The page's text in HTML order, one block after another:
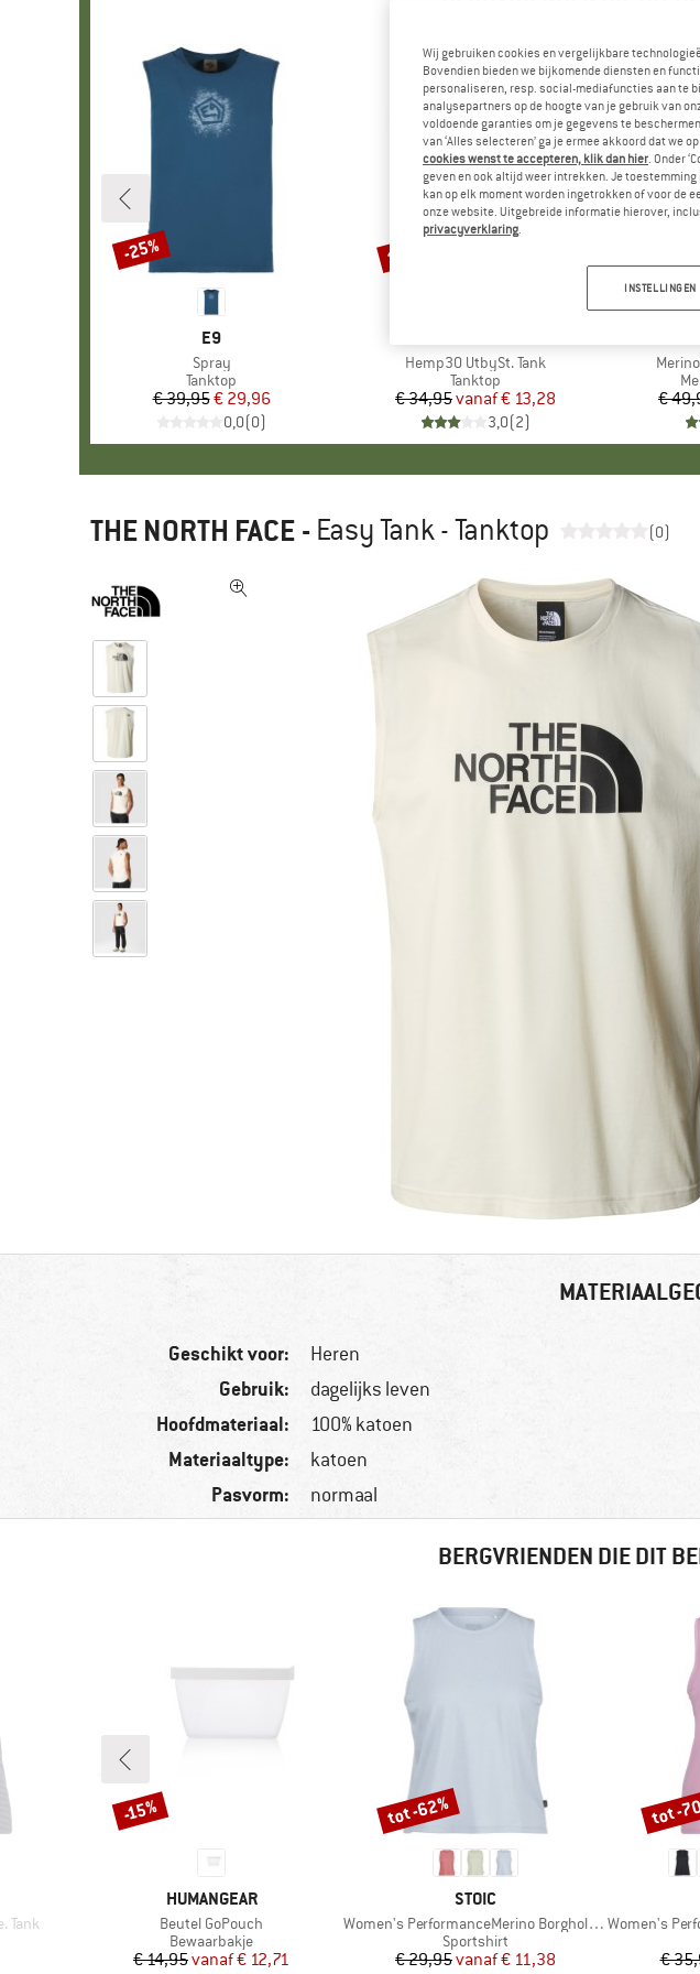
MERK
E9
Artikel
Spray
Productgroep
Tanktop
Prijs
€ 39,95Verlaagde prijs
€ 29,96
0,0(0)
Korting
-25%
Artikel
Hemp30 UtbySt. Tank
Productgroep
Tanktop
Prijs
€ 34,95 Verlaagde prijs
vanaf€ 13,28
3,0(2)
Korting
tot -62%
Artikel
€
THE NORTH FACE - Easy Tank - Tanktop (0)
Geschikt voor: Heren
Gebruik: dagelijks leven
Hoofdmateriaal: 100% katoen
Materiaaltype: katoen
Pasvorm: normaal
BERGVRIENDEN DIE DIT
Tank
MERK
HUMANGEAR
Artikel
Beutel GoPouch
Productgroep
Bewaarbakje
Prijs
€ 14,95 Verlaagde prijs
vanaf€ 12,71
Korting
-15%
MERK
STOIC
Artikel
Women's PerformanceMerino BorgholmSt. Tank
Productgroep
Sportshirt
Prijs
€ 29,95 Verlaagde prijs
vanaf€ 11,38
Korting
tot -62%
Artikel
Women's
€
Korting
tot -
Wij gebruiken cookies en vergelijkbare
Bovendien bieden we bijkomende diensten en
personaliseren, resp. social-mediafuncties aan te
analysepartners op de hoogte van je gebruik van
voldoende garanties om je gegevens te
van ‘Alles selecteren’ ga je ermee akkoord dat we
cookies wenst te accepteren, klik dan hier. Onder
geven en ook altijd weer intrekken. Je
kan op elk moment worden ingetrokken of voor de
onze website. Uitgebreide informatie hierover,
privacyverklaring.
INSTELLINGEN